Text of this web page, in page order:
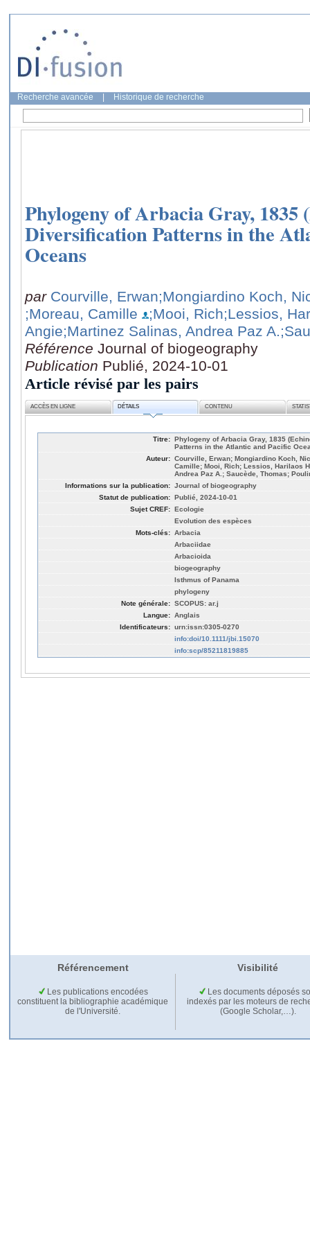
Recherche avancée Historique de recherche
Phylogeny of Arbacia Gray, 1835
Diversification Patterns in the
Oceans
par Courville, Erwan;Mongiardino Koch,
;Moreau, Camille
;Mooi, Rich;Lessios,
Angie;Martinez Salinas, Andrea Paz A.
Référence Journal of biogeography
Publication Publié, 2024-10-01
Article révisé par les pairs
ACCÈS EN LIGNE DÉTAILS CONTENU
Titre: Phylogeny of Arbacia Gray, 1835
Patterns in the Atlantic and Pacific
Auteur: Courville, Erwan; Mongiardino Koch,
Camille; Mooi, Rich; Lessios, Harilaos
Andrea Paz A.; Saucède, Thomas;
Informations sur la publication: Journal of biogeography
Statut de publication: Publié, 2024-10-01
Sujet CREF: Ecologie
Evolution des espèces
Mots-clés: Arbacia
Arbaciidae
Arbacioida
biogeography
Isthmus of Panama
phylogeny
Note générale: SCOPUS: ar.j
Langue: Anglais
Identificateurs: urn:issn:0305-0270
info:doi/10.1111/jbi.15070
info:scp/85211819885
Référencement Visibilité
Les publications encodées
constituent la bibliographie académique
de l'Université.
Les documents déposés
indexés par les moteurs de
(Google Scholar,…).